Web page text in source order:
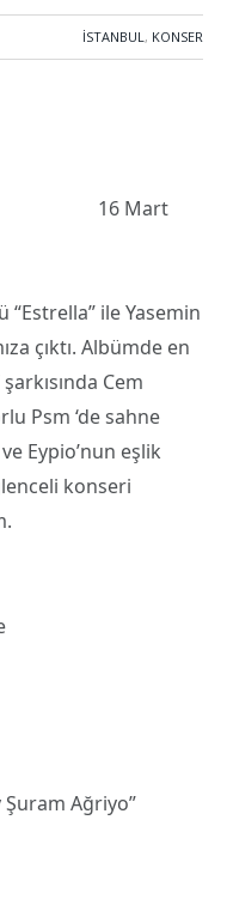
İSTANBUL, KONSER
Mori
ile Yasemin
çıktı. Albümde en
Cem
Psm ‘de sahne
Eypio’nun eşlik
konseri
Şuram Ağriyo”